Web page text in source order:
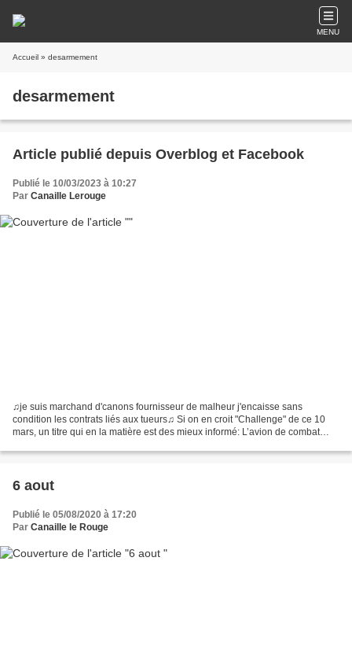
MENU
Accueil » desarmement
desarmement
Article publié depuis Overblog et Facebook
Publié le 10/03/2023 à 10:27
Par Canaille Lerouge
♫je suis marchand d'canons fournisseur de malheur j'encaisse sans
condition les contrats liés aux tueurs♫ Si on en croit "Challenge" de ce 10
mars, un titre qui en la matière est des mieux informé: L’avion de combat
6 aout
Publié le 05/08/2020 à 17:20
Par Canaille le Rouge